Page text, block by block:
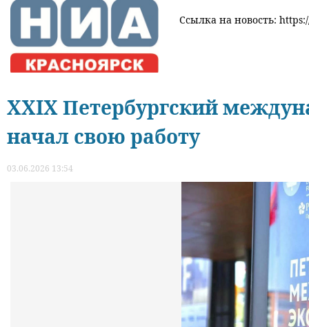
Ссылка на новость:
XXIX Петербургский
начал свою работу
03.06.2026 13:54